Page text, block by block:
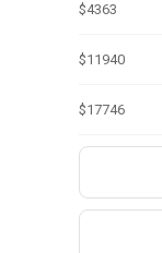
$4363
$11940
$17746